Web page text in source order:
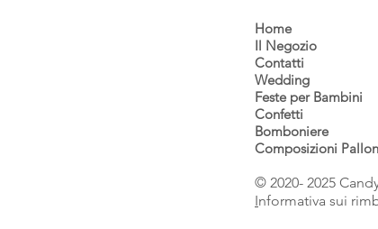
Home
Il Negozio
Contatti
Wedding
Feste per Bambini
Confetti
Bomboniere
Composizioni
© 2020- 2025
Informativa sui